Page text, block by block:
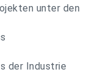
unter den
der Industrie